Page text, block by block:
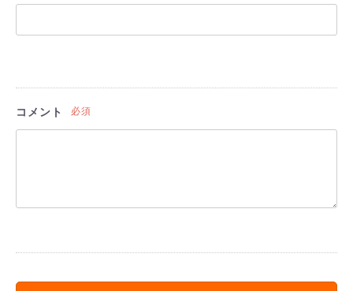
コメント 必須